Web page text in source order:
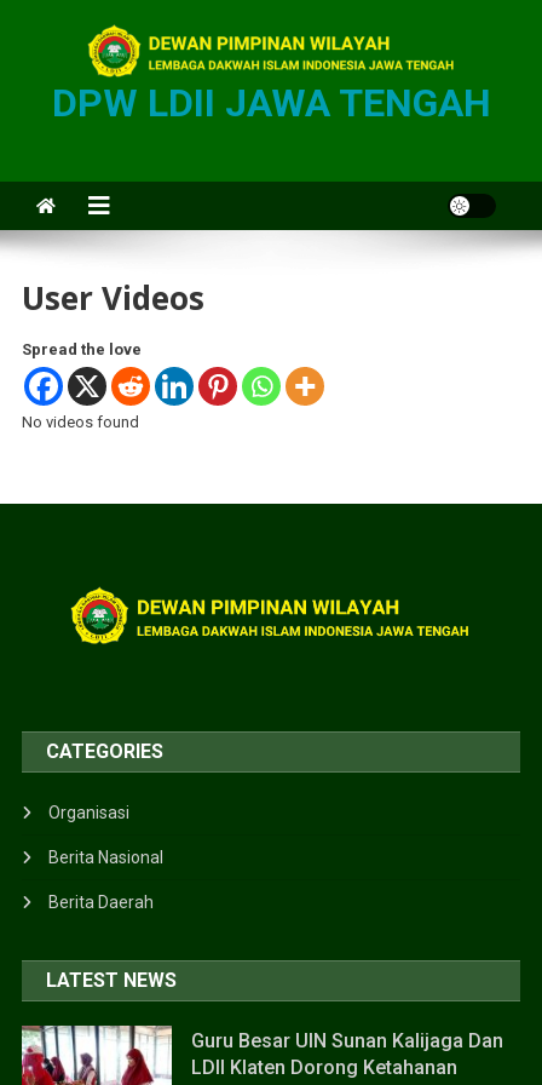
DPW LDII JAWA TENGAH
User Videos
Spread the love
No videos found
CATEGORIES
Organisasi
Berita Nasional
Berita Daerah
LATEST NEWS
Guru Besar UIN Sunan Kalijaga Dan
LDII Klaten Dorong Ketahanan